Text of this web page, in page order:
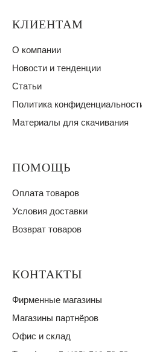
КЛИЕНТАМ
О компании
Новости и тенденции
Статьи
Политика
Материалы для скачивания
ПОМОЩЬ
Оплата товаров
Условия доставки
Возврат товаров
КОНТАКТЫ
Фирменные магазины
Магазины партнёров
Офис и склад